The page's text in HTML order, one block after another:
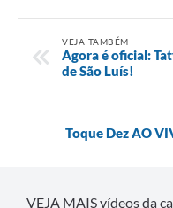
VEJA TAMBÉM
Agora é oficial:
de São Luís!
Toque Dez AO
VEJA MAIS vídeos da